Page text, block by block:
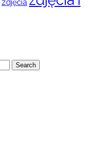
zdjęcia
Search